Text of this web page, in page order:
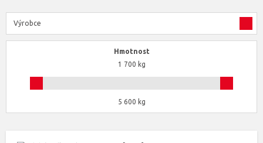
Výrobce
Hmotnost
1 700 kg
5 600 kg